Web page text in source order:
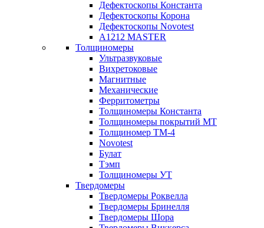
Дефектоскопы Константа
Дефектоскопы Корона
Дефектоскопы Novotest
А1212 MASTER
Толщиномеры
Ультразвуковые
Вихретоковые
Магнитные
Механические
Ферритометры
Толщиномеры Константа
Толщиномеры покрытий МТ
Толщиномер ТМ-4
Novotest
Булат
Тэмп
Толщиномеры УТ
Твердомеры
Твердомеры Роквелла
Твердомеры Бринелля
Твердомеры Шора